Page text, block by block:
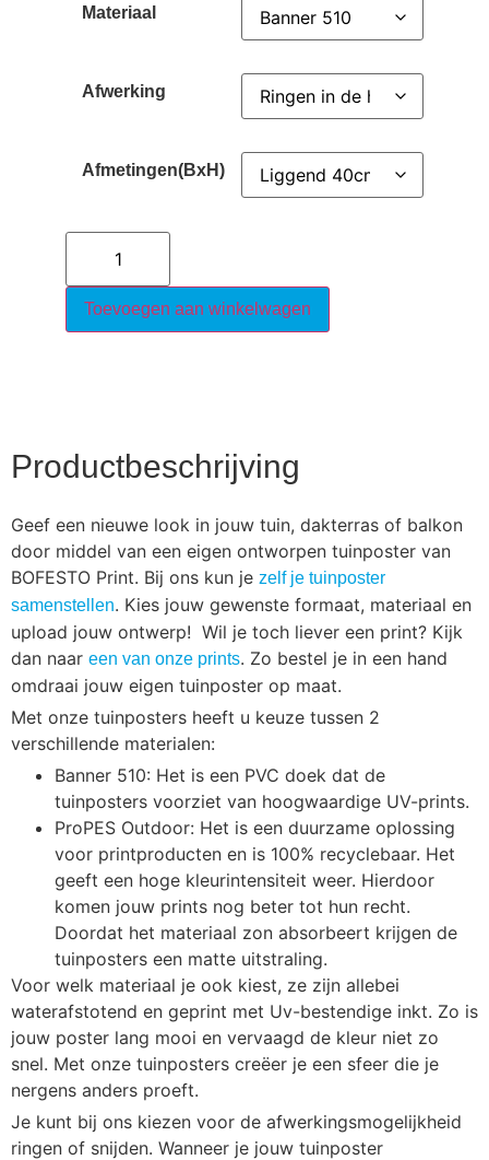
Materiaal
Afwerking
Afmetingen(BxH)
Toevoegen aan winkelwagen
Productbeschrijving
Geef een nieuwe look in jouw tuin, dakterras of balkon
door middel van een eigen ontworpen tuinposter van
BOFESTO Print. Bij ons kun je zelf je tuinposter
samenstellen. Kies jouw gewenste formaat, materiaal en
upload jouw ontwerp! Wil je toch liever een print? Kijk
dan naar een van onze prints. Zo bestel je in een hand
omdraai jouw eigen tuinposter op maat.
Met onze tuinposters heeft u keuze tussen 2
verschillende materialen:
Banner 510: Het is een PVC doek dat de
tuinposters voorziet van hoogwaardige UV-prints.
ProPES Outdoor: Het is een duurzame oplossing
voor printproducten en is 100% recyclebaar. Het
geeft een hoge kleurintensiteit weer. Hierdoor
komen jouw prints nog beter tot hun recht.
Doordat het materiaal zon absorbeert krijgen de
tuinposters een matte uitstraling.
Voor welk materiaal je ook kiest, ze zijn allebei
waterafstotend en geprint met Uv-bestendige inkt. Zo is
jouw poster lang mooi en vervaagd de kleur niet zo
snel. Met onze tuinposters creëer je een sfeer die je
nergens anders proeft.
Je kunt bij ons kiezen voor de afwerkingsmogelijkheid
ringen of snijden. Wanneer je jouw tuinposter